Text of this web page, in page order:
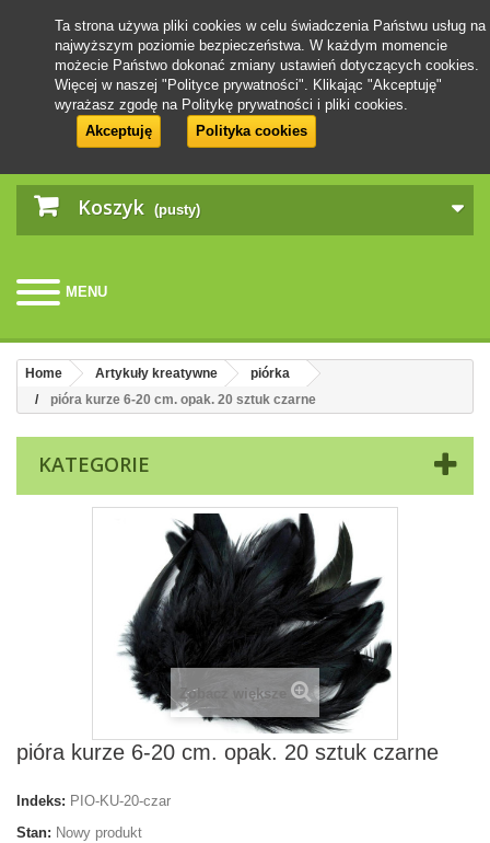
Koszyk (pusty)
MENU
Ta strona używa pliki cookies w celu świadczenia Państwu usług na
najwyższym poziomie bezpieczeństwa. W każdym momencie
możecie Państwo dokonać zmiany ustawień dotyczących cookies.
Więcej w naszej "Polityce prywatności". Klikając "Akceptuję"
wyrażasz zgodę na Politykę prywatności i pliki cookies.
Akceptuję
Polityka cookies
Home Artykuły kreatywne
piórka
pióra kurze 6-20 cm. opak. 20 sztuk czarne
KATEGORIE
Zobacz większe
pióra kurze 6-20 cm. opak. 20 sztuk czarne
Indeks: PIO-KU-20-czar
Stan: Nowy produkt